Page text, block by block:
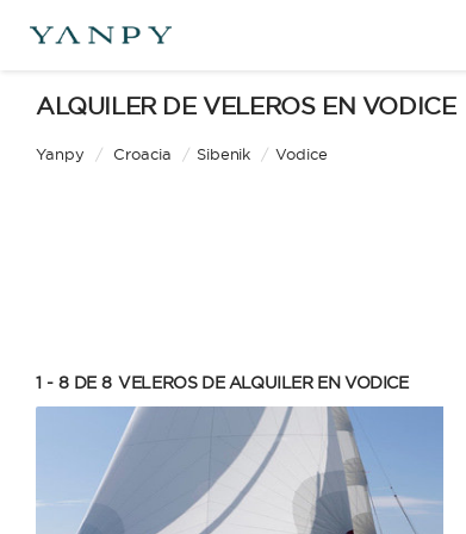
ALQUILER DE VELEROS EN VODICE
Yanpy / Croacia / Sibenik / Vodice
1 - 8 DE 8 VELEROS DE ALQUILER EN VODICE